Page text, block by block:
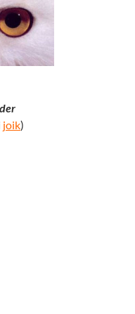
joik)